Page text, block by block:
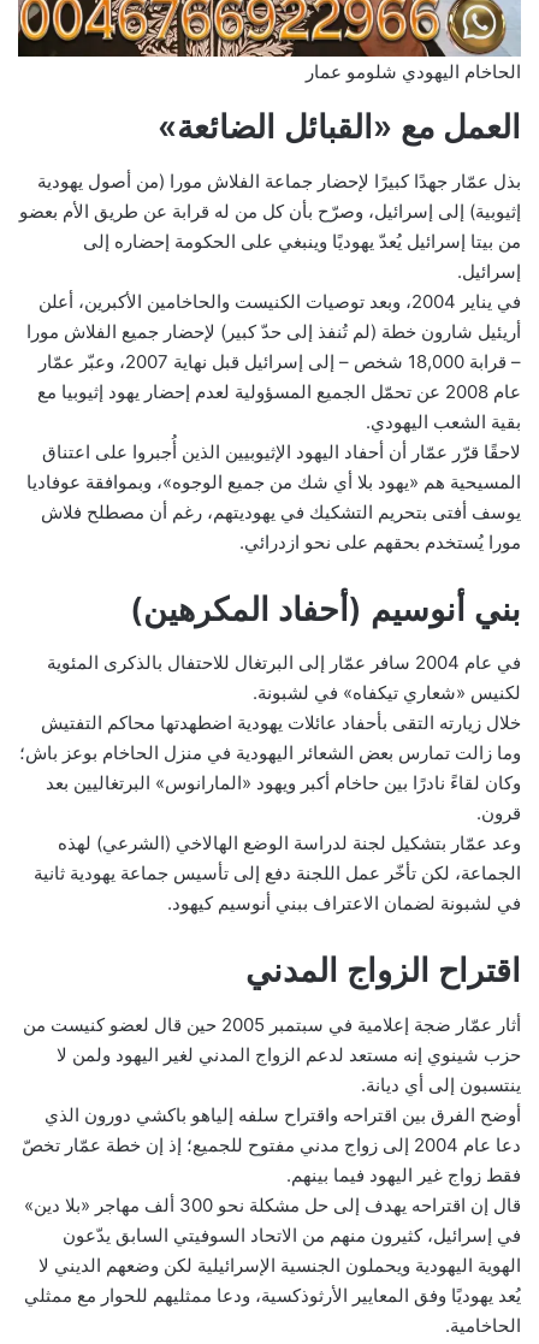
الحاخام اليهودي شلومو عمار
العمل مع «القبائل الضائعة»
بذل عمّار جهدًا كبيرًا لإحضار جماعة الفلاش مورا (من أصول يهودية
إثيوبية) إلى إسرائيل، وصرّح بأن كل من له قرابة عن طريق الأم بعضو
من بيتا إسرائيل يُعدّ يهوديًا وينبغي على الحكومة إحضاره إلى
إسرائيل.
في يناير 2004، وبعد توصيات الكنيست والحاخامين الأكبرين، أعلن
أريئيل شارون خطة (لم تُنفذ إلى حدّ كبير) لإحضار جميع الفلاش مورا
– قرابة 18,000 شخص – إلى إسرائيل قبل نهاية 2007، وعبّر عمّار
عام 2008 عن تحمّل الجميع المسؤولية لعدم إحضار يهود إثيوبيا مع
بقية الشعب اليهودي.
لاحقًا قرّر عمّار أن أحفاد اليهود الإثيوبيين الذين أُجبروا على اعتناق
المسيحية هم «يهود بلا أي شك من جميع الوجوه»، وبموافقة عوفاديا
يوسف أفتى بتحريم التشكيك في يهوديتهم، رغم أن مصطلح فلاش
مورا يُستخدم بحقهم على نحو ازدرائي.
بني أنوسيم (أحفاد المكرهين)
في عام 2004 سافر عمّار إلى البرتغال للاحتفال بالذكرى المئوية
لكنيس «شعاري تيكفاه» في لشبونة.
خلال زيارته التقى بأحفاد عائلات يهودية اضطهدتها محاكم التفتيش
وما زالت تمارس بعض الشعائر اليهودية في منزل الحاخام بوعز باش؛
وكان لقاءً نادرًا بين حاخام أكبر ويهود «المارانوس» البرتغاليين بعد
قرون.
وعد عمّار بتشكيل لجنة لدراسة الوضع الهالاخي (الشرعي) لهذه
الجماعة، لكن تأخّر عمل اللجنة دفع إلى تأسيس جماعة يهودية ثانية
في لشبونة لضمان الاعتراف ببني أنوسيم كيهود.
اقتراح الزواج المدني
أثار عمّار ضجة إعلامية في سبتمبر 2005 حين قال لعضو كنيست من
حزب شينوي إنه مستعد لدعم الزواج المدني لغير اليهود ولمن لا
ينتسبون إلى أي ديانة.
أوضح الفرق بين اقتراحه واقتراح سلفه إلياهو باكشي دورون الذي
دعا عام 2004 إلى زواج مدني مفتوح للجميع؛ إذ إن خطة عمّار تخصّ
فقط زواج غير اليهود فيما بينهم.
قال إن اقتراحه يهدف إلى حل مشكلة نحو 300 ألف مهاجر «بلا دين»
في إسرائيل، كثيرون منهم من الاتحاد السوفيتي السابق يدّعون
الهوية اليهودية ويحملون الجنسية الإسرائيلية لكن وضعهم الديني لا
يُعد يهوديًا وفق المعايير الأرثوذكسية، ودعا ممثليهم للحوار مع ممثلي
الحاخامية.